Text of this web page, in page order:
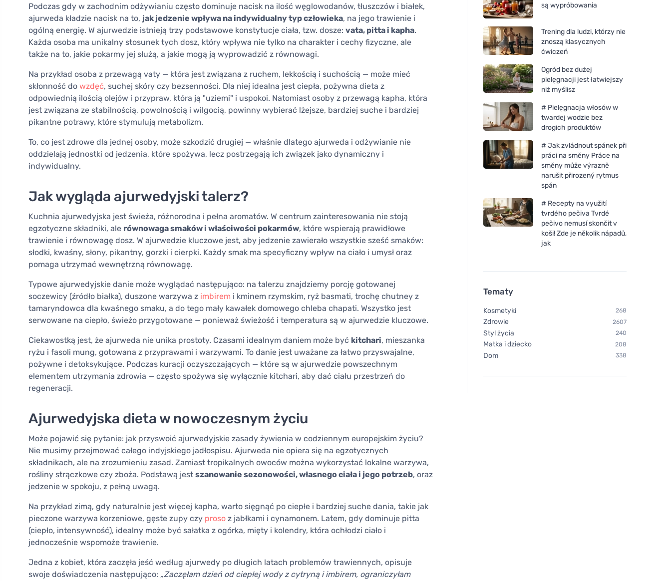
Podczas gdy w zachodnim odżywianiu często dominuje nacisk na ilość węglowodanów, tłuszczów i białek,
ajurweda kładzie nacisk na to, jak jedzenie wpływa na indywidualny typ człowieka, na jego trawienie i
ogólną energię. W ajurwedzie istnieją trzy podstawowe konstytucje ciała, tzw. dosze: vata, pitta i kapha.
Każda osoba ma unikalny stosunek tych dosz, który wpływa nie tylko na charakter i cechy fizyczne, ale
także na to, jakie pokarmy jej służą, a jakie mogą ją wyprowadzić z równowagi.
Na przykład osoba z przewagą vaty — która jest związana z ruchem, lekkością i suchością — może mieć
skłonność do wzdęć, suchej skóry czy bezsenności. Dla niej idealna jest ciepła, pożywna dieta z
odpowiednią ilością olejów i przypraw, która ją "uziemi" i uspokoi. Natomiast osoby z przewagą kapha, która
jest związana ze stabilnością, powolnością i wilgocią, powinny wybierać lżejsze, bardziej suche i bardziej
pikantne potrawy, które stymulują metabolizm.
To, co jest zdrowe dla jednej osoby, może szkodzić drugiej — właśnie dlatego ajurweda i odżywianie nie
oddzielają jednostki od jedzenia, które spożywa, lecz postrzegają ich związek jako dynamiczny i
indywidualny.
Jak wygląda ajurwedyjski talerz?
Kuchnia ajurwedyjska jest świeża, różnorodna i pełna aromatów. W centrum zainteresowania nie stoją
egzotyczne składniki, ale równowaga smaków i właściwości pokarmów, które wspierają prawidłowe
trawienie i równowagę dosz. W ajurwedzie kluczowe jest, aby jedzenie zawierało wszystkie sześć smaków:
słodki, kwaśny, słony, pikantny, gorzki i cierpki. Każdy smak ma specyficzny wpływ na ciało i umysł oraz
pomaga utrzymać wewnętrzną równowagę.
Typowe ajurwedyjskie danie może wyglądać następująco: na talerzu znajdziemy porcję gotowanej
soczewicy (źródło białka), duszone warzywa z imbirem i kminem rzymskim, ryż basmati, trochę chutney z
tamaryndowca dla kwaśnego smaku, a do tego mały kawałek domowego chleba chapati. Wszystko jest
serwowane na ciepło, świeżo przygotowane — ponieważ świeżość i temperatura są w ajurwedzie kluczowe.
Ciekawostką jest, że ajurweda nie unika prostoty. Czasami idealnym daniem może być kitchari, mieszanka
ryżu i fasoli mung, gotowana z przyprawami i warzywami. To danie jest uważane za łatwo przyswajalne,
pożywne i detoksykujące. Podczas kuracji oczyszczających — które są w ajurwedzie powszechnym
elementem utrzymania zdrowia — często spożywa się wyłącznie kitchari, aby dać ciału przestrzeń do
regeneracji.
Ajurwedyjska dieta w nowoczesnym życiu
Może pojawić się pytanie: jak przyswoić ajurwedyjskie zasady żywienia w codziennym europejskim życiu?
Nie musimy przejmować całego indyjskiego jadłospisu. Ajurweda nie opiera się na egzotycznych
składnikach, ale na zrozumieniu zasad. Zamiast tropikalnych owoców można wykorzystać lokalne warzywa,
rośliny strączkowe czy zboża. Podstawą jest szanowanie sezonowości, własnego ciała i jego potrzeb, oraz
jedzenie w spokoju, z pełną uwagą.
Na przykład zimą, gdy naturalnie jest więcej kapha, warto sięgnąć po ciepłe i bardziej suche dania, takie jak
pieczone warzywa korzeniowe, gęste zupy czy proso z jabłkami i cynamonem. Latem, gdy dominuje pitta
(ciepło, intensywność), idealny może być sałatka z ogórka, mięty i kolendry, która ochłodzi ciało i
jednocześnie wspomoże trawienie.
Jedna z kobiet, która zaczęła jeść według ajurwedy po długich latach problemów trawiennych, opisuje
swoje doświadczenia następująco: „Zaczęłam dzień od ciepłej wody z cytryną i imbirem, ograniczyłam
są wypróbowania
Trening dla ludzi, którzy nie
znoszą klasycznych
ćwiczeń
Ogród bez dużej
pielęgnacji jest łatwiejszy
niż myślisz
# Pielęgnacja włosów w
twardej wodzie bez
drogich produktów
# Jak zvládnout spánek při
práci na směny Práce na
směny může výrazně
narušit přirozený rytmus
spán
# Recepty na využití
tvrdého pečiva Tvrdé
pečivo nemusí skončit v
koši! Zde je několik nápadů,
jak
Tematy
Kosmetyki 268
Zdrowie 2607
Styl życia 240
Matka i dziecko 208
Dom 338